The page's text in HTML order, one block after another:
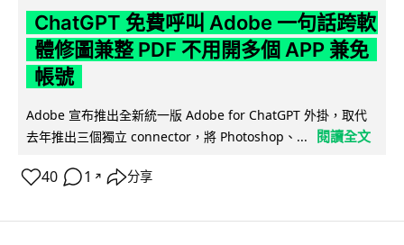
ChatGPT 免費呼叫 Adobe 一句話跨軟
體修圖兼整 PDF 不用開多個 APP 兼免
帳號
Adobe 宣布推出全新統一版 Adobe for ChatGPT 外掛，取代
去年推出三個獨立 connector，將 Photoshop、...
閱讀全文
40 1 ↗ 分享